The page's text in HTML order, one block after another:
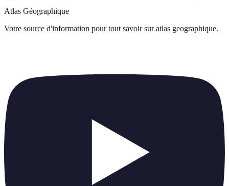
Atlas Géographique
Votre source d'information pour tout savoir sur atlas geographique.